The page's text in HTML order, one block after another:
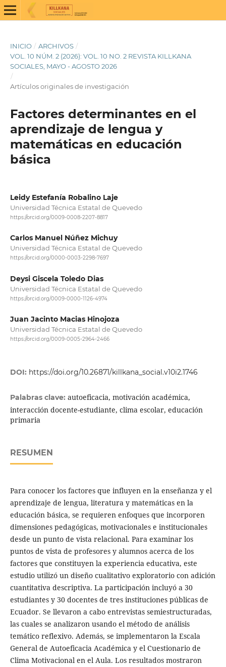
INICIO / ARCHIVOS /
VOL. 10 NÚM. 2 (2026): VOL. 10 NO. 2 REVISTA KILLKANA
SOCIALES, MAYO - AGOSTO 2026
/
Artículos originales de investigación
Factores determinantes en el
aprendizaje de lengua y
matemáticas en educación
básica
Leidy Estefanía Robalino Laje
Universidad Técnica Estatal de Quevedo
https://orcid.org/0009-0008-2207-8817
Carlos Manuel Núñez Michuy
Universidad Técnica Estatal de Quevedo
https://orcid.org/0000-0003-2298-7697
Deysi Giscela Toledo Dias
Universidad Técnica Estatal de Quevedo
https://orcid.org/0009-0000-1126-4974
Juan Jacinto Macias Hinojoza
Universidad Técnica Estatal de Quevedo
https://orcid.org/0009-0005-2964-2466
DOI: https://doi.org/10.26871/killkana_social.v10i2.1746
Palabras clave: autoeficacia, motivación académica,
interacción docente-estudiante, clima escolar, educación
primaria
RESUMEN
Para conocer los factores que influyen en la enseñanza y el
aprendizaje de lengua, literatura y matemáticas en la
educación básica, se requieren enfoques que incorporen
dimensiones pedagógicas, motivacionales e institucionales
desde un punto de vista relacional. Para examinar los
puntos de vista de profesores y alumnos acerca de los
factores que constituyen la experiencia educativa, este
estudio utilizó un diseño cualitativo exploratorio con adición
cuantitativa descriptiva. La participación incluyó a 30
estudiantes y 30 docentes de tres instituciones públicas de
Ecuador. Se llevaron a cabo entrevistas semiestructuradas,
las cuales se analizaron usando el método de análisis
temático reflexivo. Además, se implementaron la Escala
General de Autoeficacia Académica y el Cuestionario de
Clima Motivacional en el Aula. Los resultados mostraron